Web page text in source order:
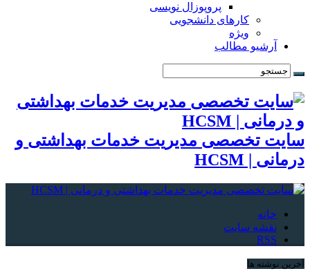
پروپوزال نویسی
کارهای دانشجویی
ویژه
آرشیو مطالب
سایت تخصصی مدیریت خدمات بهداشتی و
درمانی | HCSM
خانه
نقشه سایت
RSS
آخرین نوشته ها